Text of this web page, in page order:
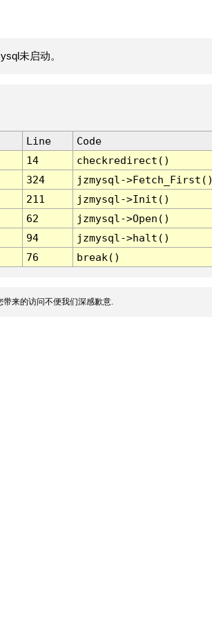
未启动。
Line
Code
14
checkredirect()
324
jzmysql-
211
jzmysql->Init()
62
jzmysql->Open()
94
jzmysql->halt()
76 break()
来的访问不便我们深感歉意.